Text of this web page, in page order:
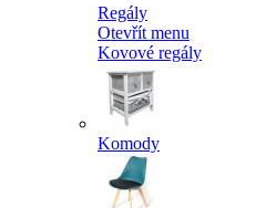
Regály
Otevřít menu
Kovové regály
Komody